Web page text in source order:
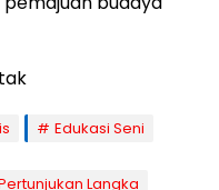
Edukasi Seni
Langka